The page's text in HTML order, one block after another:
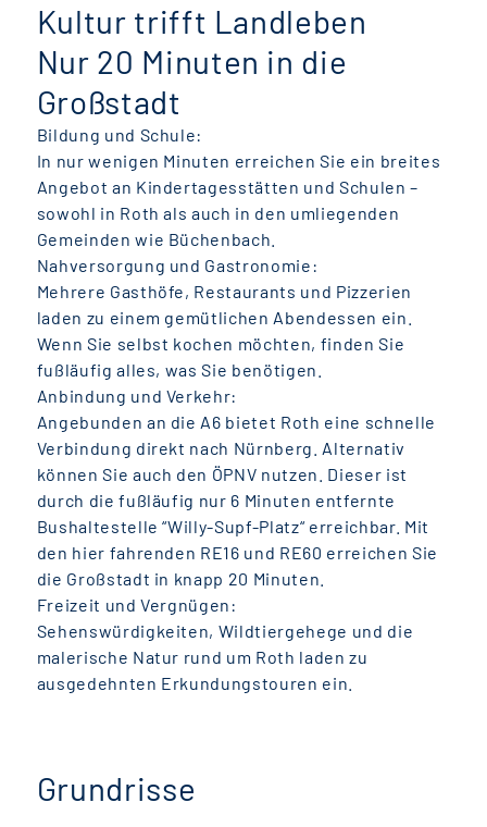
Kultur trifft Landleben
Nur 20 Minuten in die
Großstadt
Bildung und Schule:
In nur wenigen Minuten erreichen Sie ein breites
Angebot an Kindertagesstätten und Schulen –
sowohl in Roth als auch in den umliegenden
Gemeinden wie Büchenbach.
Nahversorgung und Gastronomie:
Mehrere Gasthöfe, Restaurants und Pizzerien
laden zu einem gemütlichen Abendessen ein.
Wenn Sie selbst kochen möchten, finden Sie
fußläufig alles, was Sie benötigen.
Anbindung und Verkehr:
Angebunden an die A6 bietet Roth eine schnelle
Verbindung direkt nach Nürnberg. Alternativ
können Sie auch den ÖPNV nutzen. Dieser ist
durch die fußläufig nur 6 Minuten entfernte
Bushaltestelle “Willy-Supf-Platz“ erreichbar. Mit
den hier fahrenden RE16 und RE60 erreichen Sie
die Großstadt in knapp 20 Minuten.
Freizeit und Vergnügen:
Sehenswürdigkeiten, Wildtiergehege und die
malerische Natur rund um Roth laden zu
ausgedehnten Erkundungstouren ein.
Grundrisse